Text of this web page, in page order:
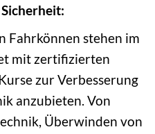
Fahrkönnen stehen im
mit zertifizierten
zur Verbesserung
anzubieten. Von
Überwinden von